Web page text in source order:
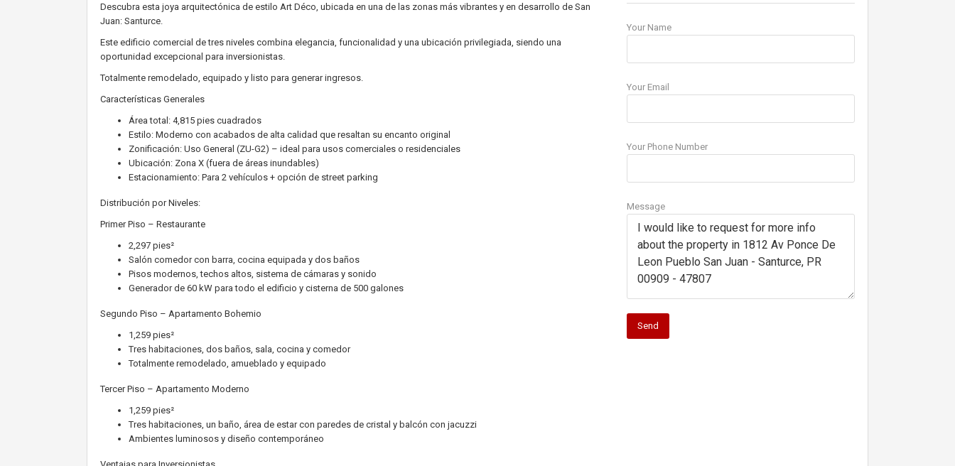
Descubra esta joya arquitectónica de estilo Art Déco, ubicada en una de las zonas más vibrantes y en desarrollo de San
Juan: Santurce.
Este edificio comercial de tres niveles combina elegancia, funcionalidad y una ubicación privilegiada, siendo una
oportunidad excepcional para inversionistas.
Totalmente remodelado, equipado y listo para generar ingresos.
Características Generales
Área total: 4,815 pies cuadrados
Estilo: Moderno con acabados de alta calidad que resaltan su encanto original
Zonificación: Uso General (ZU-G2) – ideal para usos comerciales o residenciales
Ubicación: Zona X (fuera de áreas inundables)
Estacionamiento: Para 2 vehículos + opción de street parking
Distribución por Niveles:
Primer Piso – Restaurante
2,297 pies²
Salón comedor con barra, cocina equipada y dos baños
Pisos modernos, techos altos, sistema de cámaras y sonido
Generador de 60 kW para todo el edificio y cisterna de 500 galones
Segundo Piso – Apartamento Bohemio
1,259 pies²
Tres habitaciones, dos baños, sala, cocina y comedor
Totalmente remodelado, amueblado y equipado
Tercer Piso – Apartamento Moderno
1,259 pies²
Tres habitaciones, un baño, área de estar con paredes de cristal y balcón con jacuzzi
Ambientes luminosos y diseño contemporáneo
Your Name
Your Email
Your Phone Number
Message
Send